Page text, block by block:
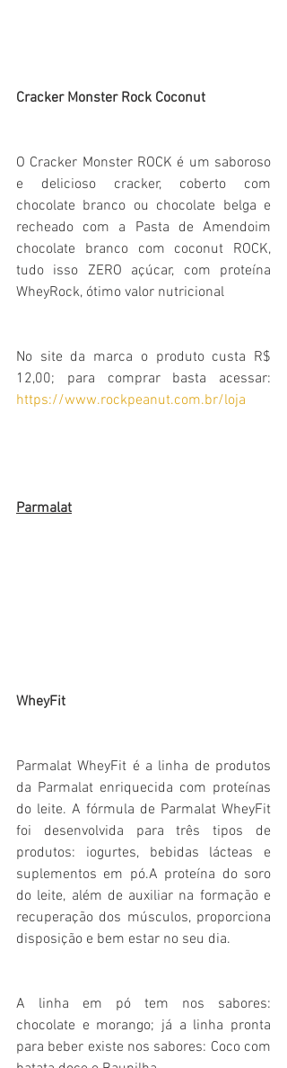
Cracker Monster Rock Coconut
O Cracker Monster ROCK é um saboroso
e delicioso cracker, coberto com
chocolate branco ou chocolate belga e
recheado com a Pasta de Amendoim
chocolate branco com coconut ROCK,
tudo isso ZERO açúcar, com proteína
WheyRock, ótimo valor nutricional
No site da marca o produto custa R$
https://www.rockpeanut.com.br/loja
Parmalat
WheyFit
Parmalat WheyFit é a linha de produtos
da Parmalat enriquecida com proteínas
do leite. A fórmula de Parmalat WheyFit
foi desenvolvida para três tipos de
produtos: iogurtes, bebidas lácteas e
suplementos em pó.A proteína do soro
do leite, além de auxiliar na formação e
recuperação dos músculos, proporciona
disposição e bem estar no seu dia.
A linha em pó tem nos sabores:
chocolate e morango; já a linha pronta
para beber existe nos sabores: Coco com